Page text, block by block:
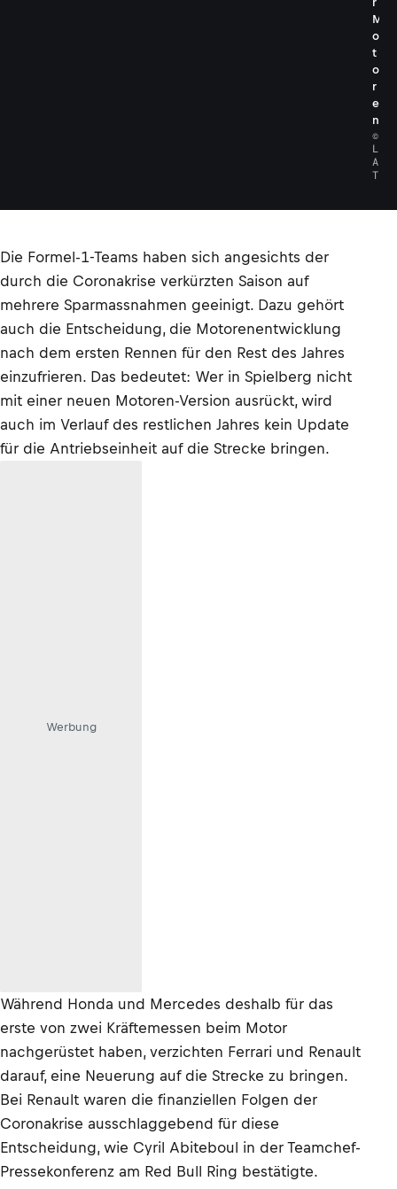
M
o
t
o
r
e
n
©
L
A
T
Die Formel-1-Teams haben sich angesichts der
durch die Coronakrise verkürzten Saison auf
mehrere Sparmassnahmen geeinigt. Dazu gehört
auch die Entscheidung, die Motorenentwicklung
nach dem ersten Rennen für den Rest des Jahres
einzufrieren. Das bedeutet: Wer in Spielberg nicht
mit einer neuen Motoren-Version ausrückt, wird
auch im Verlauf des restlichen Jahres kein Update
für die Antriebseinheit auf die Strecke bringen.
Werbung
Während Honda und Mercedes deshalb für das
erste von zwei Kräftemessen beim Motor
nachgerüstet haben, verzichten Ferrari und Renault
darauf, eine Neuerung auf die Strecke zu bringen.
Bei Renault waren die finanziellen Folgen der
Coronakrise ausschlaggebend für diese
Entscheidung, wie Cyril Abiteboul in der Teamchef-
Pressekonferenz am Red Bull Ring bestätigte.